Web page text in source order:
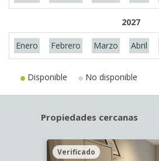
2027
Enero Febrero Marzo Abril
Disponible No disponible
Propiedades cercanas
Verificado